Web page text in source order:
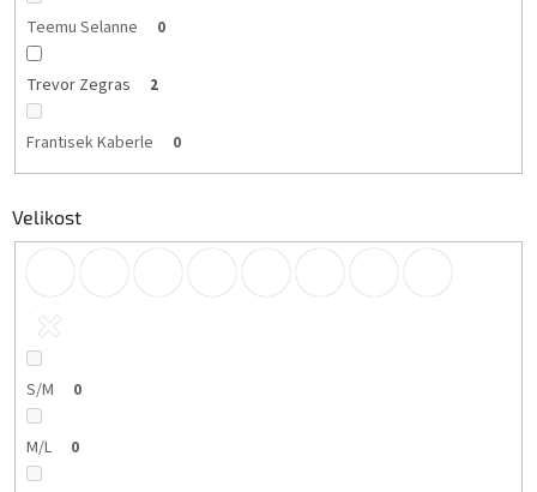
Teemu Selanne 0
Trevor Zegras 2
Frantisek Kaberle 0
Velikost
S/M 0
M/L 0